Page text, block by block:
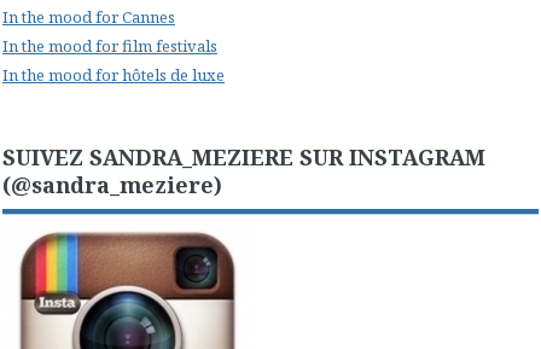
In the mood for Cannes
In the mood for film festivals
In the mood for hôtels de luxe
SUIVEZ SANDRA_MEZIERE SUR INSTAGRAM
(@sandra_meziere)